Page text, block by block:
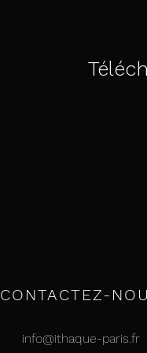
CONTACTEZ-
info@ithaque-paris.fr